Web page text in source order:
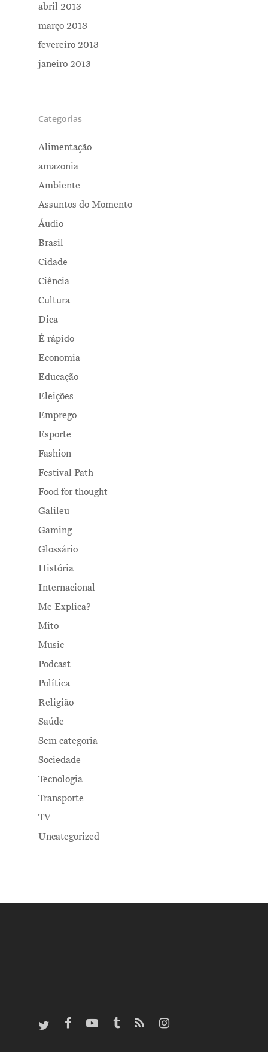
abril 2013
março 2013
fevereiro 2013
janeiro 2013
Categorias
Alimentação
amazonia
Ambiente
Assuntos do Momento
Áudio
Brasil
Cidade
Ciência
Cultura
Dica
É rápido
Economia
Educação
Eleições
Emprego
Esporte
Fashion
Festival Path
Food for thought
Galileu
Gaming
Glossário
História
Internacional
Me Explica?
Mito
Music
Podcast
Política
Religião
Saúde
Sem categoria
Sociedade
Tecnologia
Transporte
TV
Uncategorized